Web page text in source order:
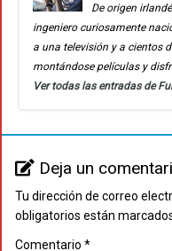
De origen
ingeniero curiosamente
a una televisión y a cientos
montándose películas y
Ver todas las entradas de
Deja un
Tu dirección de correo
obligatorios están
Comentario *